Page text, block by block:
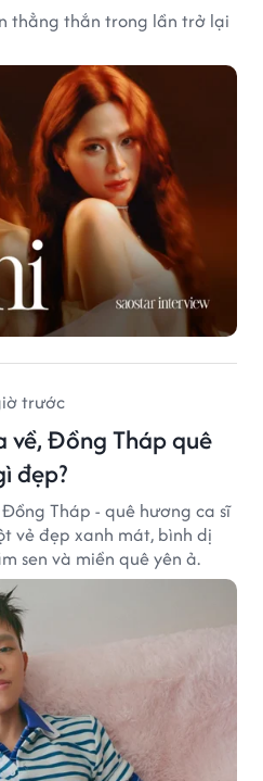
thẳng thắn trong lần trở lại
trước
về, Đồng Tháp quê
đẹp?
Tháp - quê hương ca sĩ
vẻ đẹp xanh mát, bình dị
sen và miền quê yên ả.